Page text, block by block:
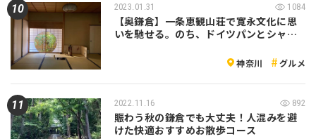
2023.01.31 1084
【奥鎌倉】一条恵観山荘で寛永文化に思
いを馳せる。のち、ドイツパンとシャ…
神奈川 グルメ
2022.11.16 892
賑わう秋の鎌倉でも大丈夫！人混みを避
けた快適おすすめお散歩コース